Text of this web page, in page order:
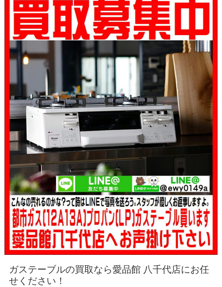
ガステーブルの買取なら愛品館 八千代店にお任
せください！